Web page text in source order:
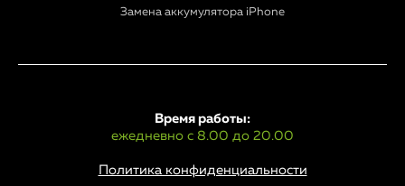
Замена аккумулятора iPhone
Политика конфиденциальности
Время работы:
ежедневно с 8.00 до 20.00